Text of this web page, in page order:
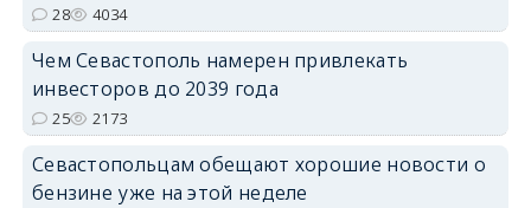
28 4034
Чем Севастополь намерен привлекать
инвесторов до 2039 года
25 2173
Севастопольцам обещают хорошие новости о
бензине уже на этой неделе